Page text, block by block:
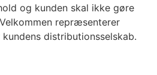
og kunden skal ikke gøre
repræsenterer
distributionsselskab.